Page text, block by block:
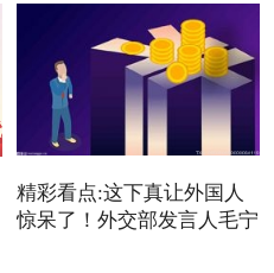
精彩看点:这下真让外国人
惊呆了！外交部发言人毛宁